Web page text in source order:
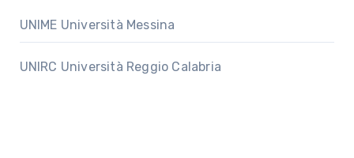
UNIME Università Messina
UNIRC Università Reggio Calabria